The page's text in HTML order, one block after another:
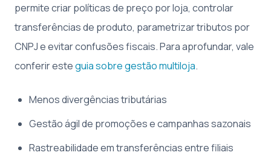
permite criar políticas de preço por loja, controlar
transferências de produto, parametrizar tributos por
CNPJ e evitar confusões fiscais. Para aprofundar, vale
conferir esteguia sobre gestão multiloja.
Menos divergências tributárias
Gestão ágil de promoções e campanhas sazonais
Rastreabilidade em transferências entre filiais